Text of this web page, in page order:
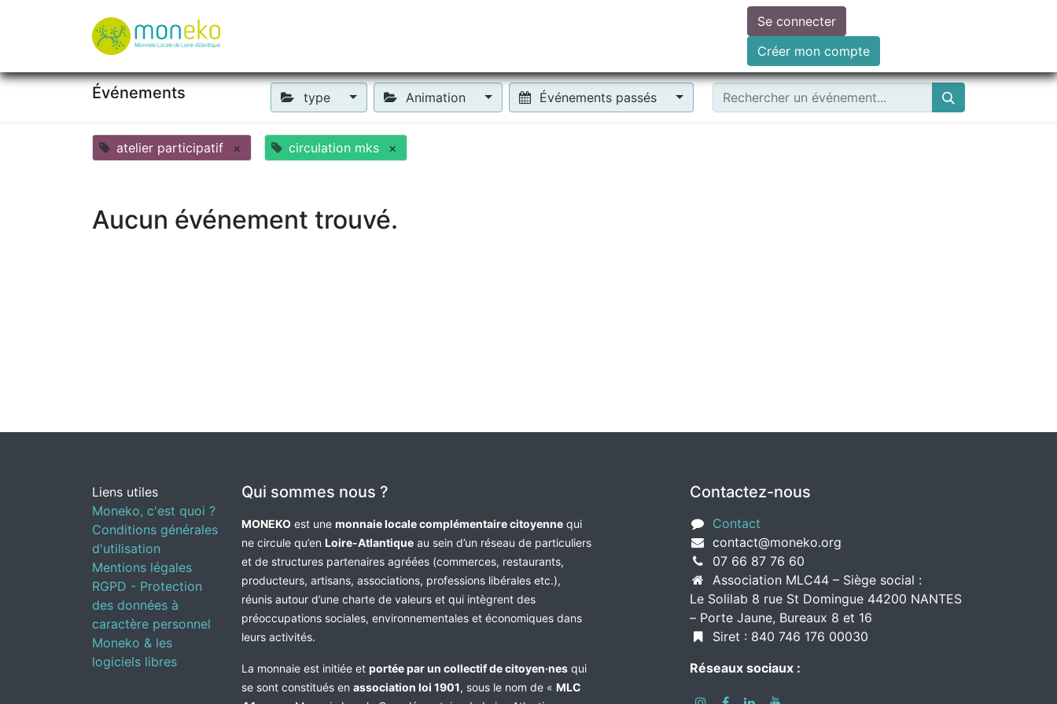
Faire un don
Se connecter
Créer mon compte
Événements type Animation Événements passés
atelier participatif × circulation mks ×
Aucun événement trouvé.
Liens utiles
Moneko, c'est quoi ?
Conditions générales
d'utilisation
Mentions légales
RGPD - Protection
des données à
caractère personnel
Moneko & les
logiciels libres
Qui sommes nous ?
MONEKO est une monnaie locale complémentaire citoyenne qui
ne circule qu’en Loire-Atlantique au sein d’un réseau de particuliers
et de structures partenaires agréées (commerces, restaurants,
producteurs, artisans, associations, professions libérales etc.),
réunis autour d’une charte de valeurs et qui intègrent des
préoccupations sociales, environnementales et économiques dans
leurs activités.
La monnaie est initiée et portée par un collectif de citoyen·nes qui
se sont constitués en association loi 1901, sous le nom de « MLC
Contactez-nous
Contact
contact@moneko.org
07 66 87 76 60
Association MLC44 – Siège social :
Le Solilab 8 rue St Domingue 44200 NANTES
– Porte Jaune, Bureaux 8 et 16
Siret : 840 746 176 00030
Réseaux sociaux :